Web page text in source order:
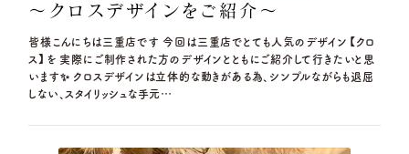
～クロスデザインをご紹介～
皆様こんにちは三重店です 今回は三重店でとても人気のデザイン【クロ
ス】を 実際にご制作された方のデザインとともにご紹介して行きたいと思
います✨ クロスデザインは立体的な動きがある為、シンプルながらも退屈
しない、スタイリッシュな手元…